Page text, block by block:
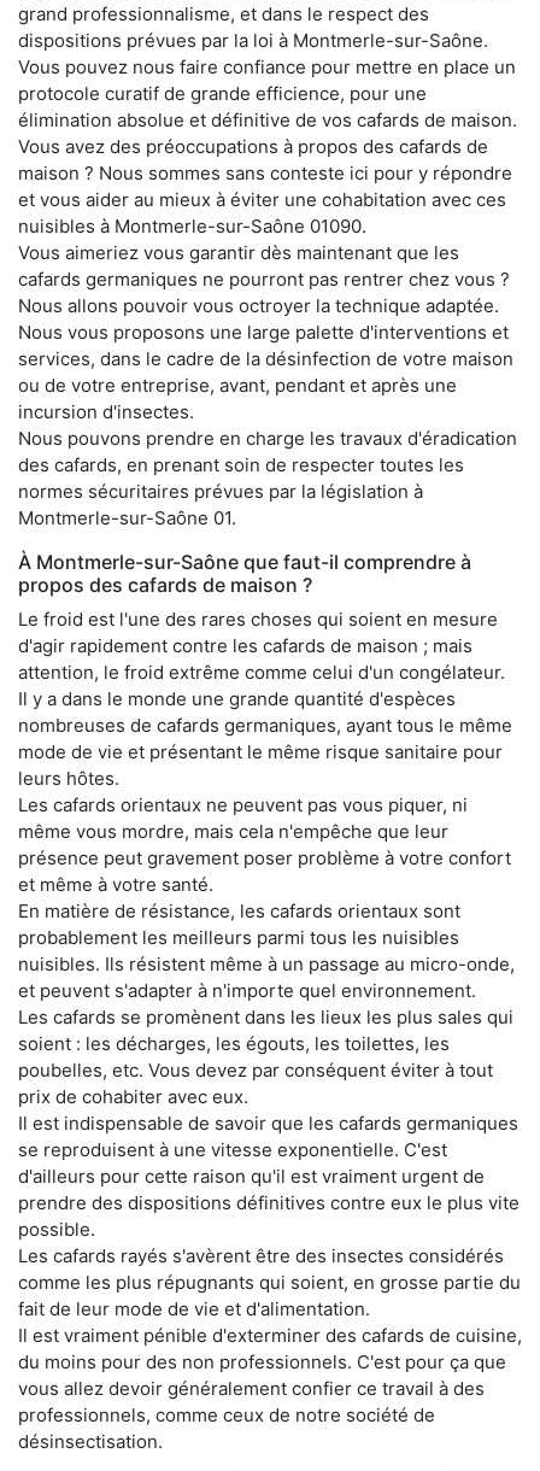
grand professionnalisme, et dans le respect des
dispositions prévues par la loi à Montmerle-sur-Saône.
Vous pouvez nous faire confiance pour mettre en place un
protocole curatif de grande efficience, pour une
élimination absolue et définitive de vos cafards de maison.
Vous avez des préoccupations à propos des cafards de
maison ? Nous sommes sans conteste ici pour y répondre
et vous aider au mieux à éviter une cohabitation avec ces
nuisibles à Montmerle-sur-Saône 01090.
Vous aimeriez vous garantir dès maintenant que les
cafards germaniques ne pourront pas rentrer chez vous ?
Nous allons pouvoir vous octroyer la technique adaptée.
Nous vous proposons une large palette d'interventions et
services, dans le cadre de la désinfection de votre maison
ou de votre entreprise, avant, pendant et après une
incursion d'insectes.
Nous pouvons prendre en charge les travaux d'éradication
des cafards, en prenant soin de respecter toutes les
normes sécuritaires prévues par la législation à
Montmerle-sur-Saône 01.
À Montmerle-sur-Saône que faut-il comprendre à
propos des cafards de maison ?
Le froid est l'une des rares choses qui soient en mesure
d'agir rapidement contre les cafards de maison ; mais
attention, le froid extrême comme celui d'un congélateur.
Il y a dans le monde une grande quantité d'espèces
nombreuses de cafards germaniques, ayant tous le même
mode de vie et présentant le même risque sanitaire pour
leurs hôtes.
Les cafards orientaux ne peuvent pas vous piquer, ni
même vous mordre, mais cela n'empêche que leur
présence peut gravement poser problème à votre confort
et même à votre santé.
En matière de résistance, les cafards orientaux sont
probablement les meilleurs parmi tous les nuisibles
nuisibles. Ils résistent même à un passage au micro-onde,
et peuvent s'adapter à n'importe quel environnement.
Les cafards se promènent dans les lieux les plus sales qui
soient : les décharges, les égouts, les toilettes, les
poubelles, etc. Vous devez par conséquent éviter à tout
prix de cohabiter avec eux.
Il est indispensable de savoir que les cafards germaniques
se reproduisent à une vitesse exponentielle. C'est
d'ailleurs pour cette raison qu'il est vraiment urgent de
prendre des dispositions définitives contre eux le plus vite
possible.
Les cafards rayés s'avèrent être des insectes considérés
comme les plus répugnants qui soient, en grosse partie du
fait de leur mode de vie et d'alimentation.
Il est vraiment pénible d'exterminer des cafards de cuisine,
du moins pour des non professionnels. C'est pour ça que
vous allez devoir généralement confier ce travail à des
professionnels, comme ceux de notre société de
désinsectisation.